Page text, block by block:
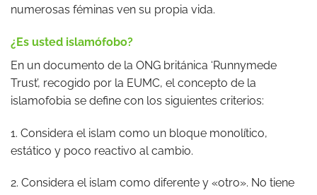
numerosas féminas ven su propia vida.
¿Es usted islamófobo?
En un documento de la ONG británica ‘Runnymede
Trust’, recogido por la EUMC, el concepto de la
islamofobia se define con los siguientes criterios:
1. Considera el islam como un bloque monolítico,
estático y poco reactivo al cambio.
2. Considera el islam como diferente y «otro». No tiene